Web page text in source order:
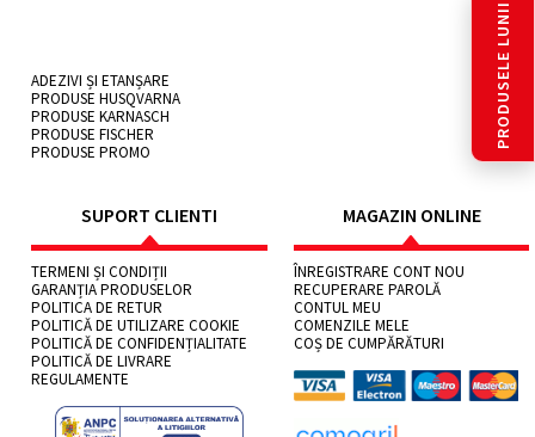
ADEZIVI ȘI ETANȘARE
PRODUSE HUSQVARNA
PRODUSE KARNASCH
PRODUSE FISCHER
PRODUSE PROMO
SUPORT CLIENTI
TERMENI ȘI CONDIȚII
GARANȚIA PRODUSELOR
POLITICA DE RETUR
POLITICĂ DE UTILIZARE COOKIE
POLITICĂ DE CONFIDENȚIALITATE
POLITICĂ DE LIVRARE
REGULAMENTE
MAGAZIN ONLINE
ÎNREGISTRARE CONT NOU
RECUPERARE PAROLĂ
CONTUL MEU
COMENZILE MELE
COȘ DE CUMPĂRĂTURI
PRODUSELE LUNII